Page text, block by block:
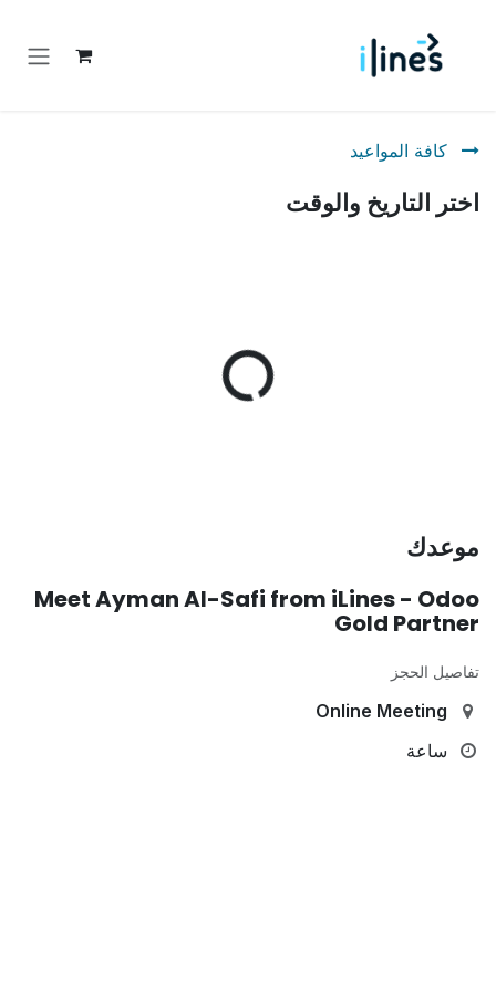
كافة المواعيد
اختر التاريخ والوقت
موعدك
Meet Ayman Al-Safi from iLines - Odoo
Gold Partner
تفاصيل الحجز
Online Meeting
ساعة